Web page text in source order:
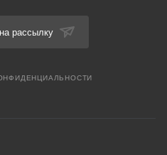
рассылку